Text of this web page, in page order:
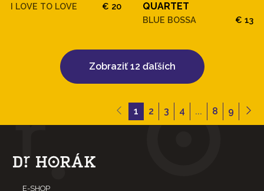
I LOVE TO LOVE € 20
QUARTET
BLUE BOSSA € 13
Zobraziť 12 ďaľších
1 2 3 4 ... 8 9
E-SHOP